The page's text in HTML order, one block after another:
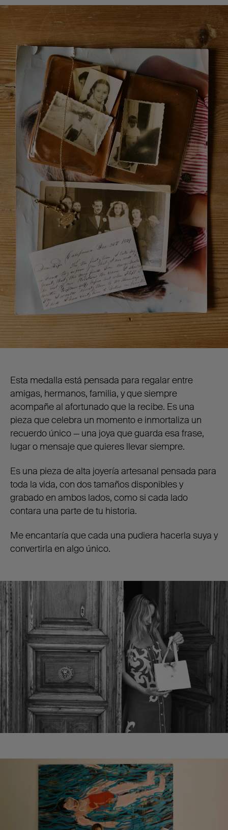
Esta medalla está pensada para regalar entre
amigas, hermanos, familia, y que siempre
acompañe al afortunado que la recibe. Es una
pieza que celebra un momento e inmortaliza un
recuerdo único — una joya que guarda esa frase,
lugar o mensaje que quieres llevar siempre.
Es una pieza de alta joyería artesanal pensada para
toda la vida, con dos tamaños disponibles y
grabado en ambos lados, como si cada lado
contara una parte de tu historia.
Me encantaría que cada una pudiera hacerla suya y
convertirla en algo único.